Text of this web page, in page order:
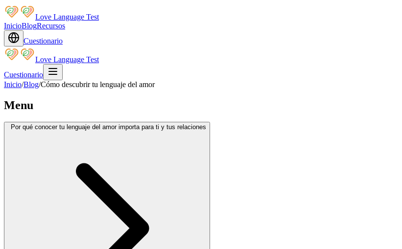
Love Language Test
InicioBlogRecursos
Cuestionario
Love Language Test
Cuestionario
Inicio/Blog/Cómo descubrir tu lenguaje del amor
Menu
Por qué conocer tu lenguaje del amor importa para ti y tus relaciones